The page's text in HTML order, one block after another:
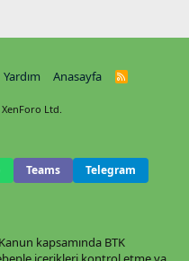
Yardım Anasayfa
R
Ltd.
Teams
Telegram
kapsamında BTK